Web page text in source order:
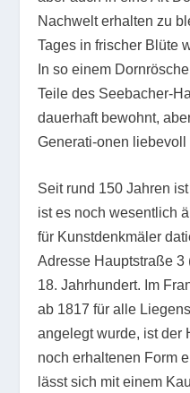
Nachwelt erhalten zu
Tages in frischer Blüte
In so einem
Teile des Seebacher-
dauerhaft bewohnt,
Generati-onen
Seit rund 150 Jahren
ist es noch wesentlich
für Kunstdenkmäler
Adresse Hauptstraße 3
18. Jahrhundert. Im
ab 1817 für alle
angelegt wurde, ist der
noch erhaltenen Form
lässt sich mit einem